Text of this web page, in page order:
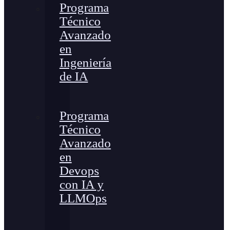
Programa
Técnico
Avanzado
en
Ingeniería
de IA
Programa
Técnico
Avanzado
en
Devops
con IA y
LLMOps